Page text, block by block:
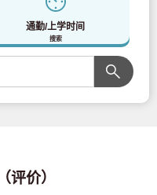
通勤/上学时间
搜索
评价）